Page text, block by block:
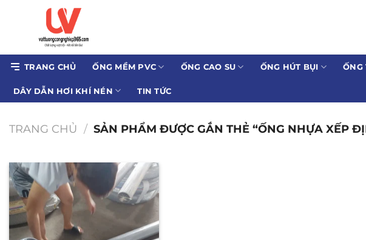
dung
TRANG CHỦ ỐNG MỀM PVC ỐNG CAO SU ỐNG HÚT BỤI ỐNG
DÂY DẪN HƠI KHÍ NÉN TIN TỨC
TRANG CHỦ / SẢN PHẨM ĐƯỢC GẮN THẺ “ỐNG NHỰA XẾP